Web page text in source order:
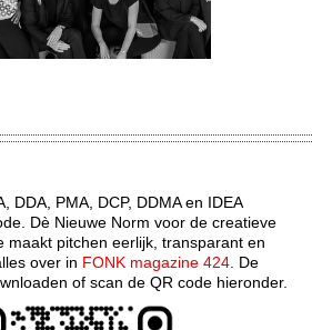
DDA, PMA, DCP, DDMA en IDEA
Dè Nieuwe Norm voor de creatieve
maakt pitchen eerlijk, transparant en
over in FONK magazine 424 . De
of scan de QR code hieronder.